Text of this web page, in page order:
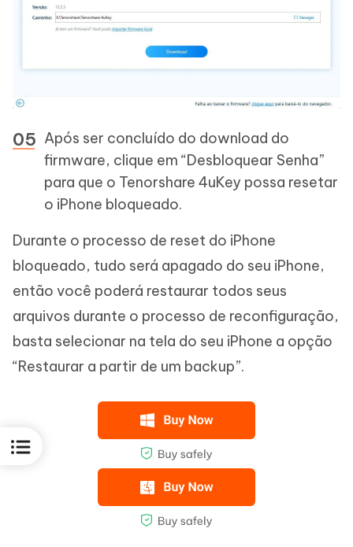
Após ser concluído do download do
firmware, clique em “Desbloquear Senha”
para que o Tenorshare 4uKey possa resetar
o iPhone bloqueado.
Durante o processo de reset do iPhone
bloqueado, tudo será apagado do seu iPhone,
então você poderá restaurar todos seus
arquivos durante o processo de reconfiguração,
basta selecionar na tela do seu iPhone a opção
“Restaurar a partir de um backup”.